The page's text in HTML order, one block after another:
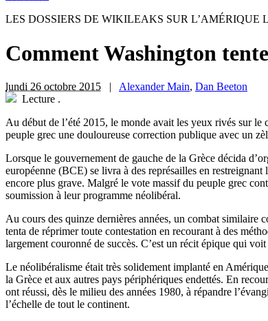
LES DOSSIERS DE WIKILEAKS SUR L’AMÉRIQUE
Comment Washington
lundi 26 octobre 2015 | Alexander Main, Dan Beeton
Lecture .
Au début de l’été 2015, le monde avait les yeux rivés sur
peuple grec une douloureuse correction publique avec un
Lorsque le gouvernement de gauche de la Grèce décida
européenne (BCE) se livra à des représailles en
encore plus grave. Malgré le vote massif du peuple grec
soumission à leur programme néolibéral.
Au cours des quinze dernières années, un combat
tenta de réprimer toute contestation en recourant à des
largement couronné de succès. C’est un récit épique qui
Le néolibéralisme était très solidement implanté en
la Grèce et aux autres pays périphériques endettés. En
ont réussi, dès le milieu des années 1980, à répandre
l’échelle de tout le continent.